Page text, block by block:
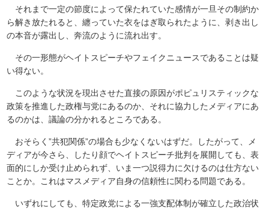
それまで一定の節度によって保たれていた感情が一旦その制約か
ら解き放たれると、纏っていた衣をはぎ取られたように、剥き出し
の本音が露出し、奔流のように流れ出す。
その一形態がヘイトスピーチやフェイクニュースであることは疑
い得ない。
このような状況を現出させた直接の原因がポピュリスティックな
政策を推進した政権与党にあるのか、それに協力したメディアにあ
るのかは、議論の分かれるところである。
おそらく”共犯関係”の場合も少なくないはずだ。したがって、メ
ディアが今さら、したり顔でヘイトスピーチ批判を展開しても、表
面的にしか受け止められず、いま一つ説得力に欠けるのは仕方ない
ことか。これはマスメディア自身の信頼性に関わる問題である。
いずれにしても、特定政党による一強支配体制が確立した政治状